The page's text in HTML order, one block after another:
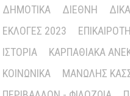
ΔΗΜΟΤΙΚΆ
ΔΙΕΘΝΉ
ΕΚΛΟΓΈΣ 2023
ΙΣΤΟΡΊΑ
ΚΑΡΠΑΘΙΑΚΆ
ΚΟΙΝΩΝΙΚΆ
ΜΑΝΏΛΗΣ